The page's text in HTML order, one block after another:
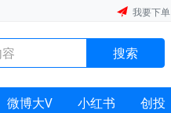
我要下单
搜索
微博大V 小红书 创投